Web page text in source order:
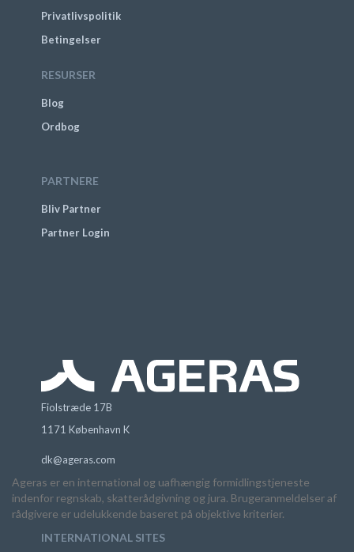
Privatlivspolitik
Betingelser
RESURSER
Blog
Ordbog
PARTNERE
Bliv Partner
Partner Login
Fiolstræde 17B
1171 København K
dk@ageras.com
Ageras er en international og uafhængig formidlingstjeneste
indenfor regnskab, skatterådgivning og jura. Brugeranmeldelser af
rådgivere er udelukkende baseret på objektive kriterier.
INTERNATIONAL SITES